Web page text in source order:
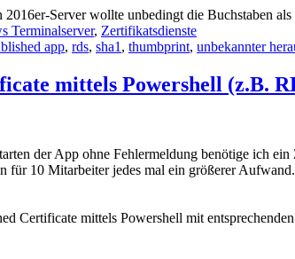
Server wollte unbedingt die Buchstaben als
Terminalserver, Zertifikatsdienste
app, rds, sha1 , thumbprint, unbekannter
mittels Powershell (z.B.
der App ohne Fehlermeldung benötige ich
für 10 Mitarbeiter jedes mal ein größerer Aufwand.
Certificate mittels Powershell mit